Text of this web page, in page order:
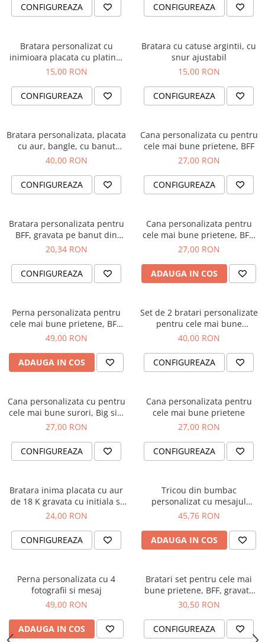
Coliere
Semn de carte
Card metalic
Cadouri Copii
Cadouri 1-8 Martie
Cadouri Paste
Halloween
Portfard Personalizat
Tablou Personalizat
CONFIGUREAZA CONFIGUREAZA
Bratara personalizat cu
inimioara placata cu platina,
cu snur ajutabil, potrivita
BSSPP4
15,00 RON
CONFIGUREAZA
Bratara cu catuse argintii, cu
snur ajustabil
15,00 RON
CONFIGUREAZA
Bratara personalizata, placata
cu aur, bangle, cu banut
gravat cu initiala Bngl4
40,00 RON
CONFIGUREAZA
Cana personalizata cu pentru
cele mai bune prietene, BFF
27,00 RON
CONFIGUREAZA
Bratara personalizata pentru
BFF, gravata pe banut din
aluminiu negru, cu snur
20,34 RON
CONFIGUREAZA
Cana personalizata pentru
cele mai bune prietene, BFF,
verisoare, surori, cu motiv
27,00 RON
ADAUGA IN COS
Perna personalizata pentru
cele mai bune prietene, BFF,
cu 9 fotografii
49,00 RON
ADAUGA IN COS
Set de 2 bratari personalizate
pentru cele mai bune
prietene, banut gravat cu BFF
40,00 RON
CONFIGUREAZA
Cana personalizata cu pentru
cele mai bune surori, Big sis,
lil sis
27,00 RON
CONFIGUREAZA
Cana personalizata pentru
cele mai bune prietene
27,00 RON
CONFIGUREAZA
Bratara inima placata cu aur
de 18 K gravata cu initiala si
snur ajustabil
24,00 RON
CONFIGUREAZA
Tricou din bumbac
personalizat cu mesajul
Mandra ca sunt Romanca
45,76 RON
ADAUGA IN COS
Perna personalizata cu 4
fotografii si mesaj
49,00 RON
ADAUGA IN COS
Bratari set pentru cele mai
bune prietene, BFF, gravate
cu nume si snur ajustabil
30,50 RON
CONFIGUREAZA